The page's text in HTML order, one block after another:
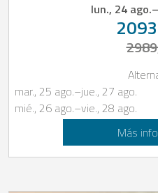
lun., 24 ago.–
mar., 25 ago.–jue., 27 ago.
mié., 26 ago.–vie., 28 ago.
Más